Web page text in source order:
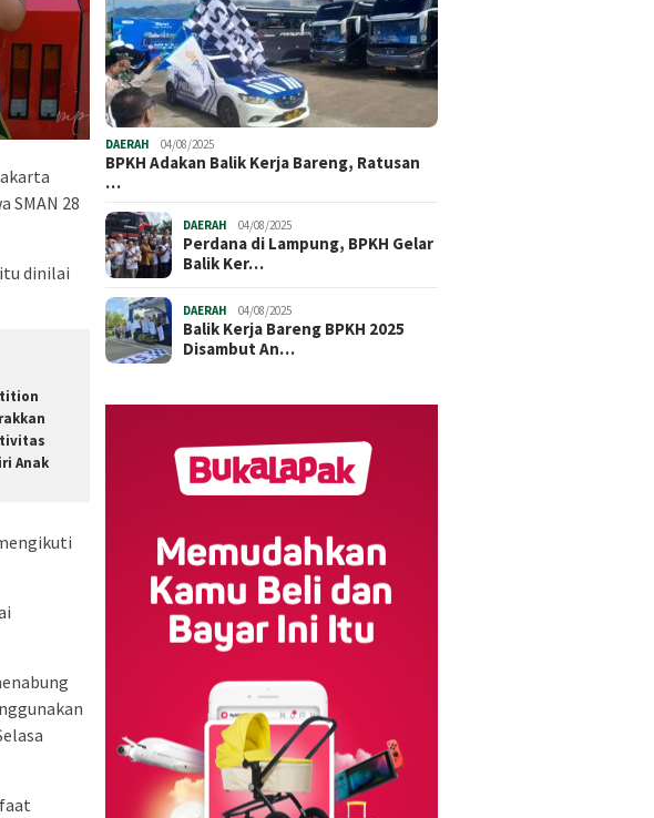
SMAN 28
dinilai
Anak
DAERAH 04/08/2025
BPKH Adakan Balik Kerja Bareng, Ratusan
…
DAERAH 04/08/2025
Perdana di Lampung, BPKH Gelar
Balik Ker…
DAERAH 04/08/2025
Balik Kerja Bareng BPKH 2025
Disambut An…